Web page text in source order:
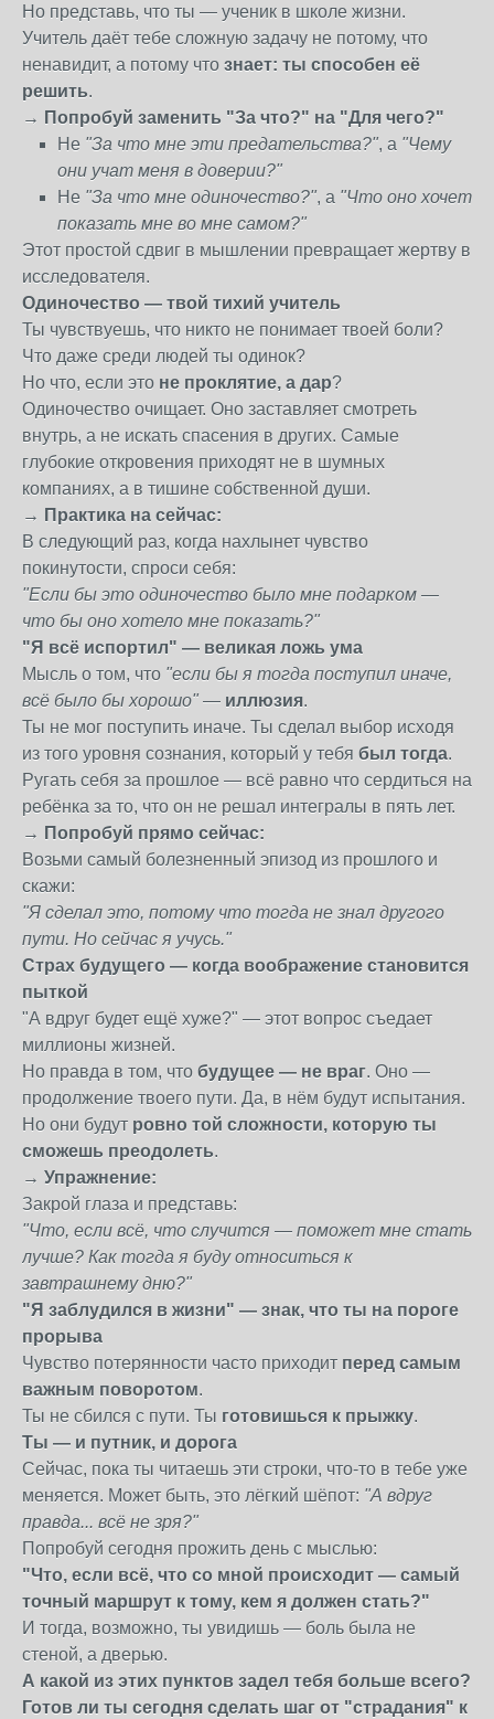
Но представь, что ты — ученик в школе жизни.
Учитель даёт тебе сложную задачу не потому, что
ненавидит, а потому что знает: ты способен её
решить.
→ Попробуй заменить "За что?" на "Для чего?"
Не "За что мне эти предательства?", а "Чему
они учат меня в доверии?"
Не "За что мне одиночество?", а "Что оно хочет
показать мне во мне самом?"
Этот простой сдвиг в мышлении превращает жертву в
исследователя.
Одиночество — твой тихий учитель
Ты чувствуешь, что никто не понимает твоей боли?
Что даже среди людей ты одинок?
Но что, если это не проклятие, а дар?
Одиночество очищает. Оно заставляет смотреть
внутрь, а не искать спасения в других. Самые
глубокие откровения приходят не в шумных
компаниях, а в тишине собственной души.
→ Практика на сейчас:
В следующий раз, когда нахлынет чувство
покинутости, спроси себя:
"Если бы это одиночество было мне подарком —
что бы оно хотело мне показать?"
"Я всё испортил" — великая ложь ума
Мысль о том, что "если бы я тогда поступил иначе,
всё было бы хорошо"— иллюзия.
Ты не мог поступить иначе. Ты сделал выбор исходя
из того уровня сознания, который у тебя был тогда.
Ругать себя за прошлое — всё равно что сердиться на
ребёнка за то, что он не решал интегралы в пять лет.
→ Попробуй прямо сейчас:
Возьми самый болезненный эпизод из прошлого и
скажи:
"Я сделал это, потому что тогда не знал другого
пути. Но сейчас я учусь."
Страх будущего — когда воображение становится
пыткой
"А вдруг будет ещё хуже?" — этот вопрос съедает
миллионы жизней.
Но правда в том, что будущее — не враг. Оно —
продолжение твоего пути. Да, в нём будут испытания.
Но они будут ровно той сложности, которую ты
сможешь преодолеть.
→ Упражнение:
Закрой глаза и представь:
"Что, если всё, что случится — поможет мне стать
лучше? Как тогда я буду относиться к
завтрашнему дню?"
"Я заблудился в жизни" — знак, что ты на пороге
прорыва
Чувство потерянности часто приходит перед самым
важным поворотом.
Ты не сбился с пути. Ты готовишься к прыжку.
Ты — и путник, и дорога
Сейчас, пока ты читаешь эти строки, что-то в тебе уже
меняется. Может быть, это лёгкий шёпот: "А вдруг
правда... всё не зря?"
Попробуй сегодня прожить день с мыслью:
"Что, если всё, что со мной происходит — самый
точный маршрут к тому, кем я должен стать?"
И тогда, возможно, ты увидишь — боль была не
стеной, а дверью.
А какой из этих пунктов задел тебя больше всего?
Готов ли ты сегодня сделать шаг от "страдания" к